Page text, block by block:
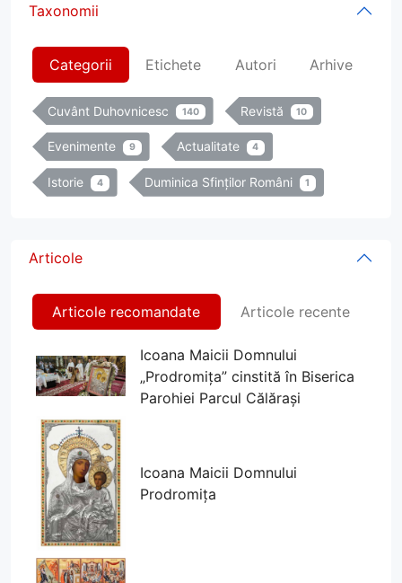
Taxonomii
Categorii Etichete Autori Arhive
Cuvânt Duhovnicesc 140 Revistă 10
Evenimente 9 Actualitate 4
Istorie 4 Duminica Sfinților Români 1
Articole
Articole recomandate Articole recente
Icoana Maicii Domnului
„Prodromița” cinstită în Biserica
Parohiei Parcul Călărași
Icoana Maicii Domnului
Prodromița